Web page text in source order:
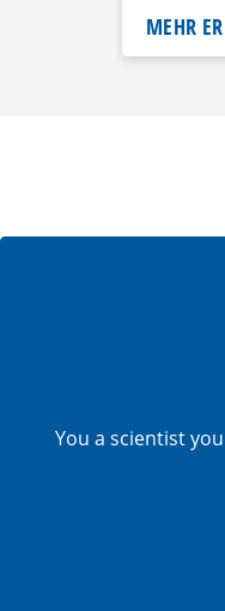
MEHR
You a scientist